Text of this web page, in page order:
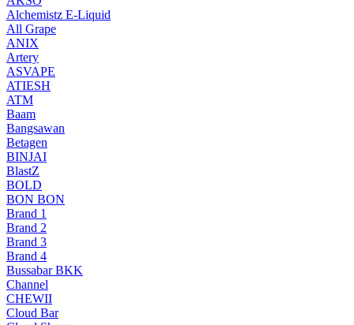
Alchemistz E-Liquid
All Grape
ANIX
Artery
ASVAPE
ATIESH
ATM
Baam
Bangsawan
Betagen
BINJAI
BlastZ
BOLD
BON BON
Brand 1
Brand 2
Brand 3
Brand 4
Bussabar BKK
Channel
CHEWII
Cloud Bar